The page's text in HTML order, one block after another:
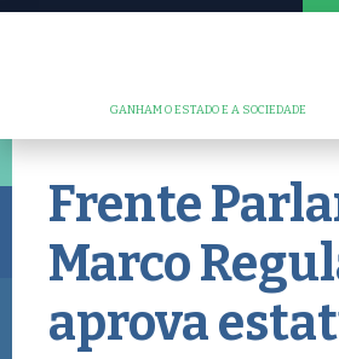
GANHAM O ESTADO E A SOCIEDADE
Frente
Marco
aprova